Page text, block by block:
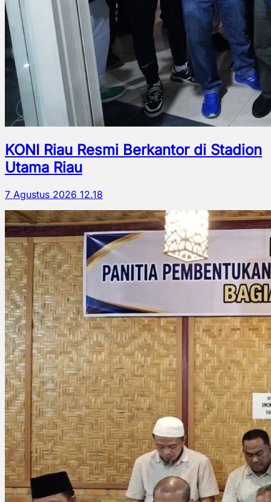
KONI Riau Resmi Berkantor di Stadion
Utama Riau
7 Agustus 2026 12.18